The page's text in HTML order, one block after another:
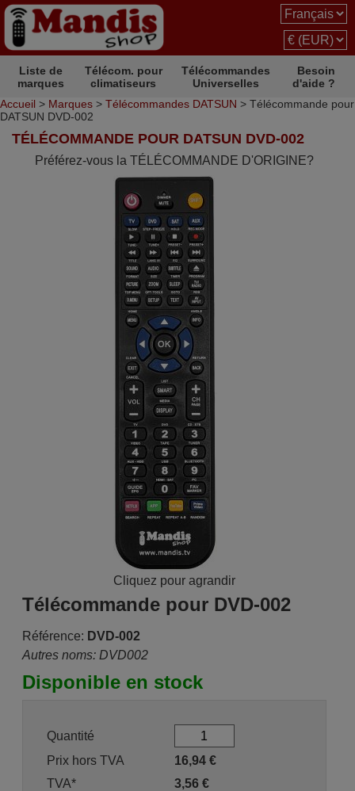
Liste de
marques
Télécom. pour
climatiseurs
Télécommandes
Universelles
Besoin
d'aide ?
Accueil > Marques > Télécommandes DATSUN > Télécommande pour
DATSUN DVD-002
TÉLÉCOMMANDE POUR DATSUN DVD-002
Préférez-vous la TÉLÉCOMMANDE D'ORIGINE?
Cliquez pour agrandir
Télécommande pour DVD-002
Référence: DVD-002
Autres noms: DVD002
Disponible en stock
Quantité
Prix hors TVA
16,94€
TVA*
3,56€